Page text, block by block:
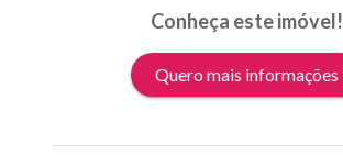
Conheça este imóvel!
Quero mais informações